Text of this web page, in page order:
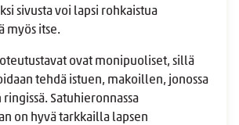
sivusta voi lapsi rohkaistua
myös itse.
ovat monipuoliset, sillä
tehdä istuen, makoillen, jonossa
Satuhieronnassa
on hyvä tarkkailla lapsen